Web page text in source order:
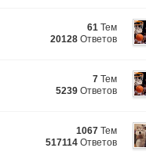
61 Тем
20128 Ответов
7 Тем
5239 Ответов
1067 Тем
517114 Ответов